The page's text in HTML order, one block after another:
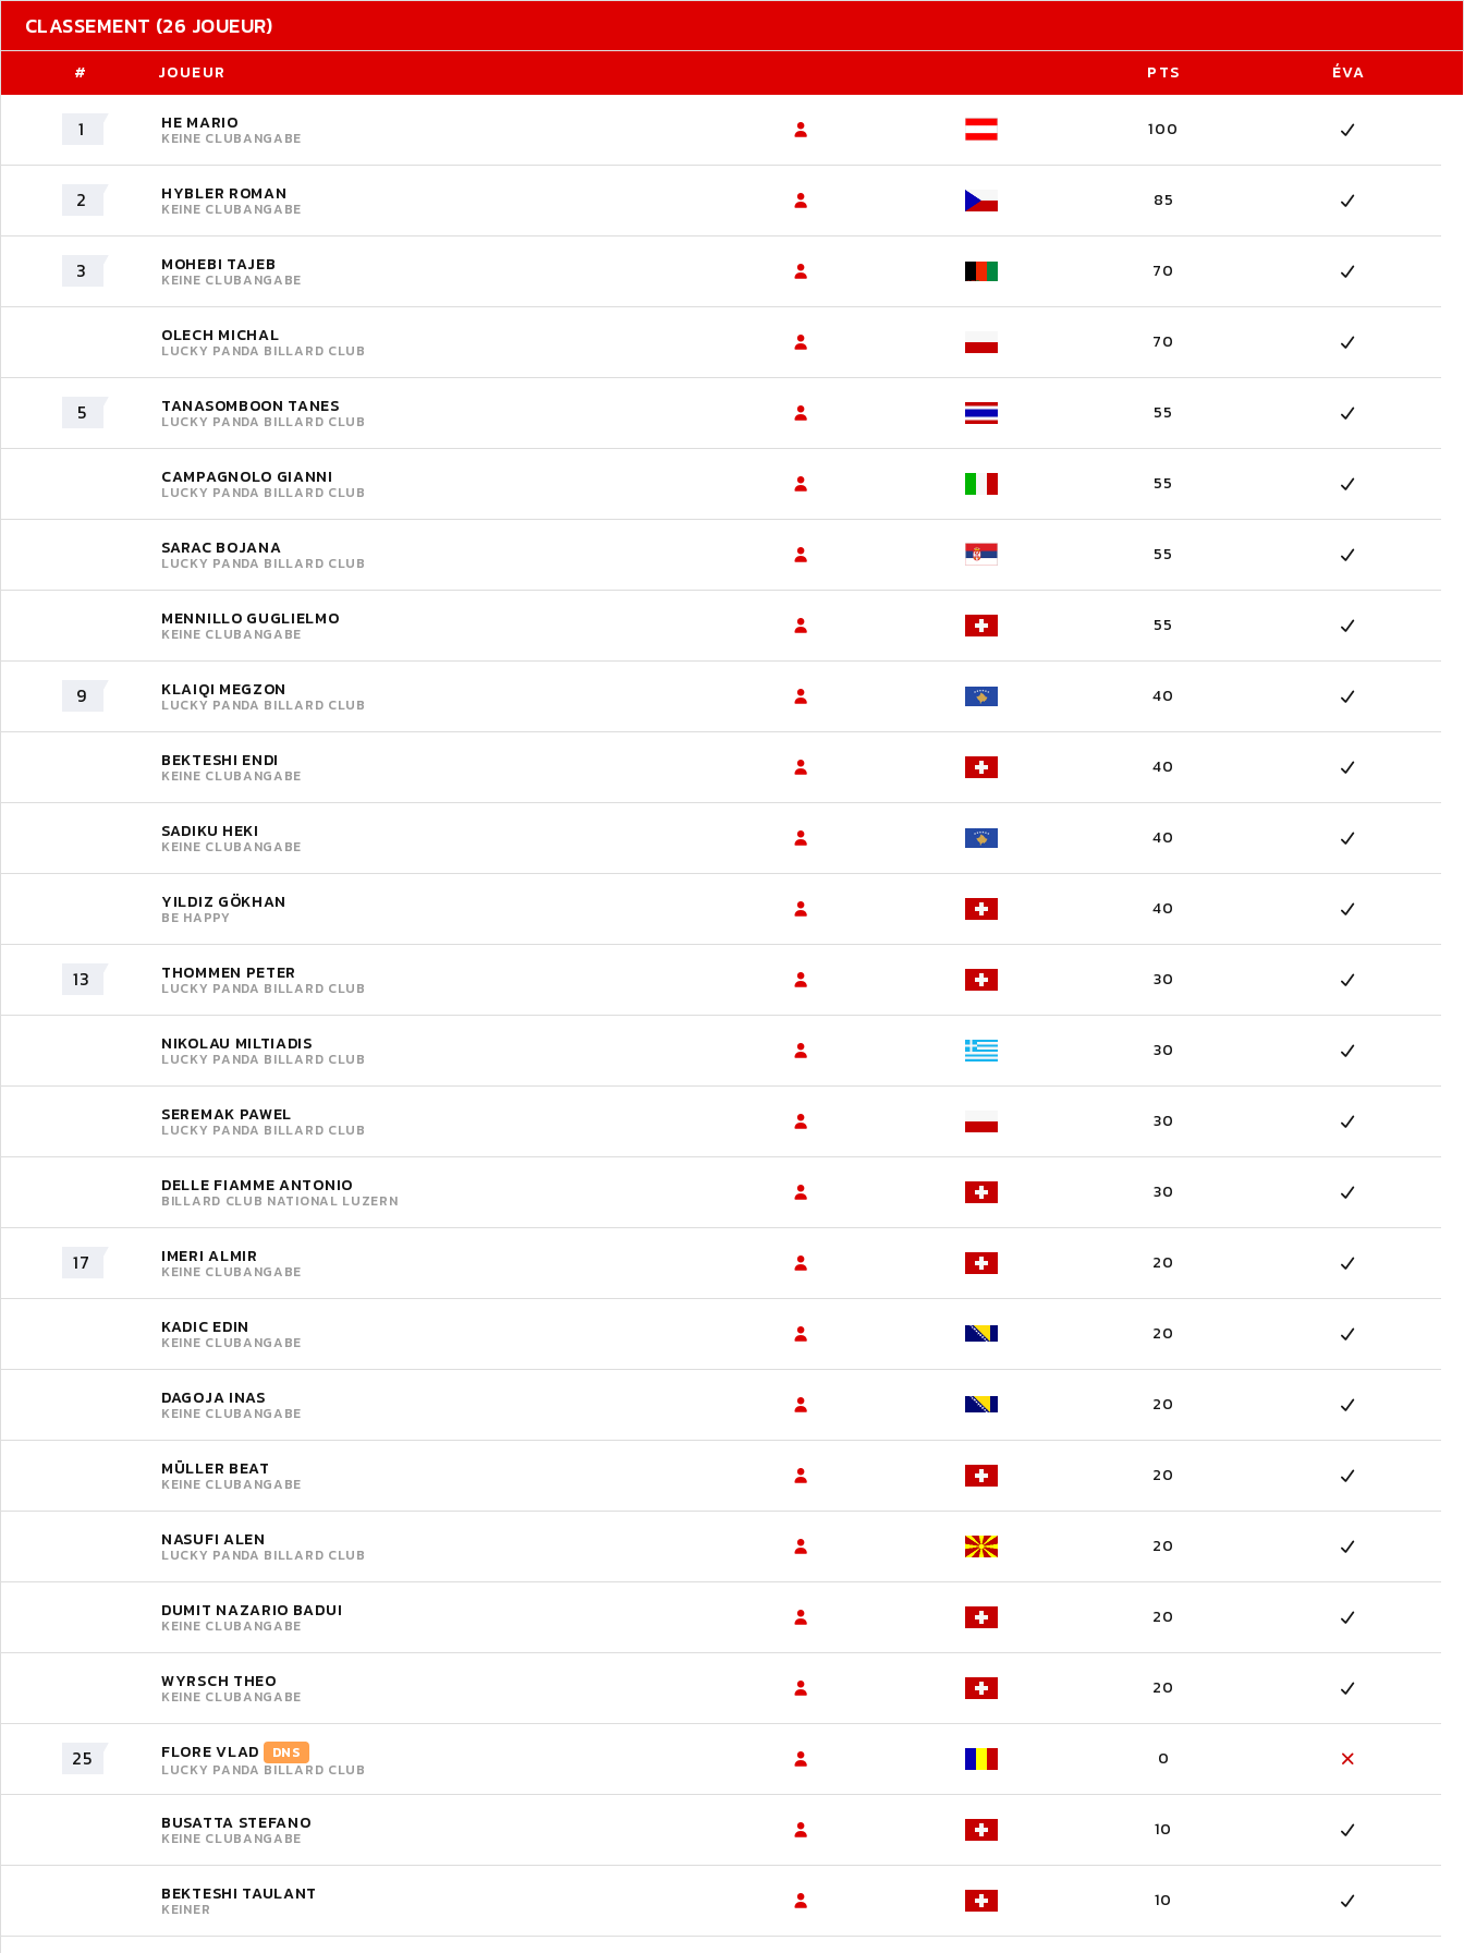
CLASSEMENT (26 JOUEUR)
# JOUEUR PTS ÉVA
1 HE MARIO
KEINE CLUBANGABE 100
2 HYBLER ROMAN
KEINE CLUBANGABE 85
3 MOHEBI TAJEB
KEINE CLUBANGABE 70
OLECH MICHAL
LUCKY PANDA BILLARD CLUB 70
5 TANASOMBOON TANES
LUCKY PANDA BILLARD CLUB 55
CAMPAGNOLO GIANNI
LUCKY PANDA BILLARD CLUB 55
SARAC BOJANA
LUCKY PANDA BILLARD CLUB 55
MENNILLO GUGLIELMO
KEINE CLUBANGABE 55
9 KLAIQI MEGZON
LUCKY PANDA BILLARD CLUB 40
BEKTESHI ENDI
KEINE CLUBANGABE 40
SADIKU HEKI
KEINE CLUBANGABE 40
YILDIZ GÖKHAN
BE HAPPY 40
13 THOMMEN PETER
LUCKY PANDA BILLARD CLUB 30
NIKOLAU MILTIADIS
LUCKY PANDA BILLARD CLUB 30
SEREMAK PAWEL
LUCKY PANDA BILLARD CLUB 30
DELLE FIAMME ANTONIO
BILLARD CLUB NATIONAL LUZERN 30
17 IMERI ALMIR
KEINE CLUBANGABE 20
KADIC EDIN
KEINE CLUBANGABE 20
DAGOJA INAS
KEINE CLUBANGABE 20
MÜLLER BEAT
KEINE CLUBANGABE 20
NASUFI ALEN
LUCKY PANDA BILLARD CLUB 20
DUMIT NAZARIO BADUI
KEINE CLUBANGABE 20
WYRSCH THEO
KEINE CLUBANGABE 20
25 FLORE VLAD
DNS
LUCKY PANDA BILLARD CLUB
0
BUSATTA STEFANO
KEINE CLUBANGABE 10
BEKTESHI TAULANT
KEINER 10